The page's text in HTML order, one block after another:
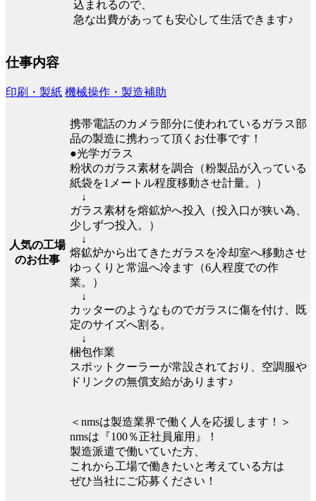
込まれるので、
急な出費があっても安心して生活できます♪
仕事内容
印刷・製紙 機械操作・製造補助
人気の工場
のお仕事
携帯電話のカメラ部分に使われているガラス部
品の製造に携わって頂くお仕事です！
●光学ガラス
粉状のガラス素材を調合（粉製品が入っている
紙袋を1メートル程度移動させ計量。）
↓
ガラス素材を熔鉱炉へ投入（投入口が狭い為、
少しずつ投入。）
↓
熔鉱炉から出てきたガラスを冷却室へ移動させ
ゆっくりと常温へ冷ます（6人程度での作
業。）
↓
カッターのようなものでガラスに傷を付け、既
定のサイズへ割る。
↓
梱包作業
スポットクーラーが常設されており、空調服や
ドリンクの無償支給があります♪
＜nmsは製造業界で働く人を応援します！＞
nmsは『100％正社員雇用』！
製造派遣で働いていた方、
これから工場で働きたいと考えている方は
ぜひ当社にご応募ください！